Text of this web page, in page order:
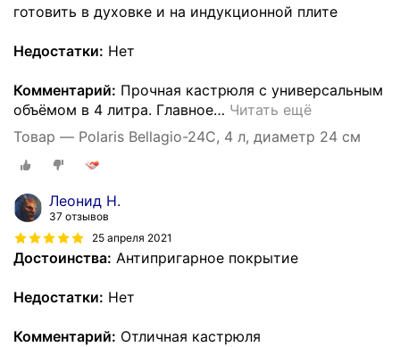
готовить в духовке и на индукционной плите
Недостатки: Нет
Комментарий: Прочная кастрюля с универсальным
объёмом в 4 литра. Главное… Читать ещё
Товар — Polaris Bellagio-24C, 4 л, диаметр 24 см
Леонид Н.
37 отзывов
25 апреля 2021
Достоинства: Антипригарное покрытие
Недостатки: Нет
Комментарий: Отличная кастрюля